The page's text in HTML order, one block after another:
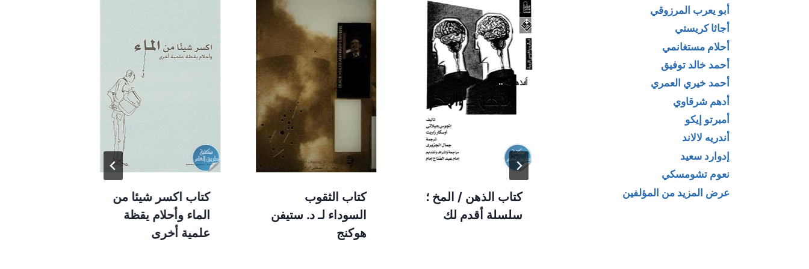
كتاب كل شيء عن
كتاب الذهن / المخ ؛
سلسلة أقدم لك
كتاب الثقوب
السوداء لـ د. ستيفن
هوكنج
كتاب اكسر شيئا من
الماء وأحلام يقظة
علمية أخرى
أبو يعرب المرزوقي
أجاثا كريستي
أحلام مستغانمي
أحمد خالد توفيق
أحمد خيري العمري
أدهم شرقاوي
أمبرتو إيكو
أندريه لالاند
إدوارد سعيد
نعوم تشومسكي
عرض المزيد من المؤلفين